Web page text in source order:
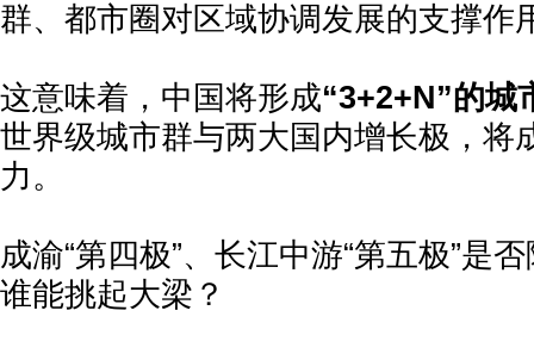
群、都市圈对区域协调发展的支撑作
这意味着，中国将形成“3+2+N”的城
世界级城市群与两大国内增长极，将
力。
成渝“第四极”、长江中游“第五极”是
谁能挑起大梁？